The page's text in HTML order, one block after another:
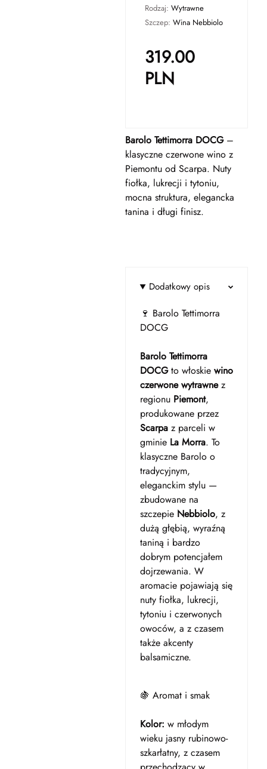
Rodzaj: Wytrawne
Szczep: Wina Nebbiolo
319.00
PLN
Barolo Tettimorra DOCG–
klasyczne czerwone wino z
Piemontu od Scarpa. Nuty
fiołka, lukrecji i tytoniu,
mocna struktura, elegancka
tanina i długi finisz.
Dodatkowy opis
🍷 Barolo Tettimorra
DOCG
Barolo Tettimorra
DOCGto włoskie wino
czerwone wytrawnez
regionu Piemont,
produkowane przez
Scarpaz parceli w
gminie La Morra. To
klasyczne Barolo o
tradycyjnym,
eleganckim stylu —
zbudowane na
szczepie Nebbiolo, z
dużą głębią, wyraźną
taniną i bardzo
dobrym potencjałem
dojrzewania. W
aromacie pojawiają się
nuty fiołka, lukrecji,
tytoniu i czerwonych
owoców, a z czasem
także akcenty
balsamiczne.
🍇 Aromat i smak
Kolor: w młodym
wieku jasny rubinowo-
szkarłatny, z czasem